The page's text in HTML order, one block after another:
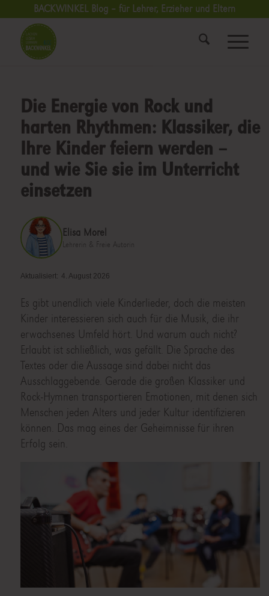
BACKWINKEL Blog – für Lehrer, Erzieher und Eltern
Die Energie von Rock und
harten Rhythmen: Klassiker, die
Ihre Kinder feiern werden –
und wie Sie sie im Unterricht
einsetzen
Elisa Morel
Lehrerin & Freie Autorin
Aktualisiert: 4. August 2026
Es gibt unendlich viele Kinderlieder, doch die meisten
Kinder interessieren sich auch für die Musik, die ihr
erwachsenes Umfeld hört. Und warum auch nicht?
Erlaubt ist schließlich, was gefällt. Die Sprache des
Textes oder die Aussage sind dabei nicht das
Ausschlaggebende. Gerade die großen Klassiker und
Rock-Hymnen transportieren Emotionen, mit denen sich
Menschen jeden Alters und jeder Kultur identifizieren
können. Das mag eines der Geheimnisse für ihren
Erfolg sein.